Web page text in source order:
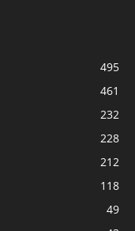
495
461
232
228
212
118
49